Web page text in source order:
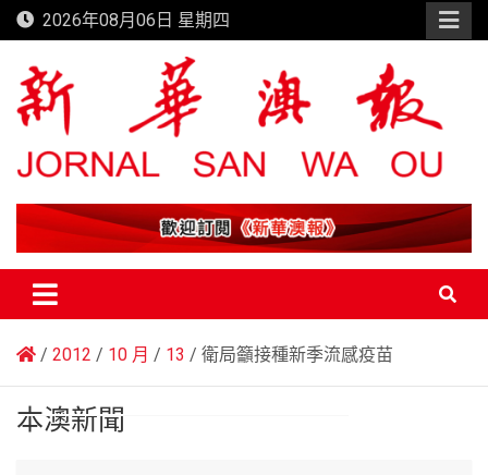
Skip
to
content
2026年08月06日 星期四
新華澳報
2012 10 月 13 衛局籲接種新季流感疫苗
本澳新聞